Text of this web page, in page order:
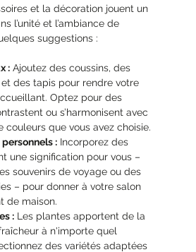
et la décoration jouent un
l’unité et l’ambiance de
suggestions :
: Ajoutez des coussins, des
des tapis pour rendre votre
Optez pour des
ou s’harmonisent avec
couleurs que vous avez choisie.
: Incorporez des
une signification pour vous –
souvenirs de voyage ou des
– pour donner à votre salon
de maison.
: Les plantes apportent de la
à n'importe quel
des variétés adaptées